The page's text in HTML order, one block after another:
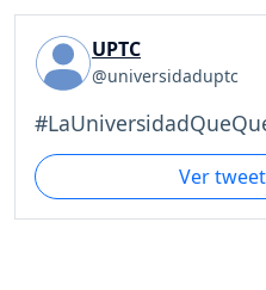
UPTC
@universidaduptc
Ver